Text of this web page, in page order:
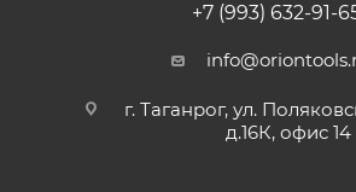
+7 (993) 632-91-
г. Таганрог, ул.
д.16К, офис 14